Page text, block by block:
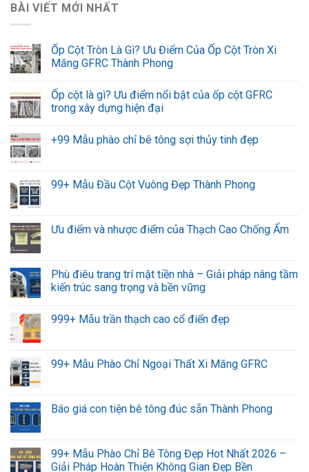
BÀI VIẾT MỚI NHẤT
Ốp Cột Tròn Là Gì? Ưu Điểm Của Ốp Cột Tròn Xi
Măng GFRC Thành Phong
Ốp cột là gì? Ưu điểm nổi bật của ốp cột GFRC
trong xây dựng hiện đại
+99 Mẫu phào chỉ bê tông sợi thủy tinh đẹp
99+ Mẫu Đầu Cột Vuông Đẹp Thành Phong
Ưu điểm và nhược điểm của Thạch Cao Chống Ẩm
Phù điêu trang trí mặt tiền nhà – Giải pháp nâng tầm
kiến trúc sang trọng và bền vững
999+ Mẫu trần thạch cao cổ điển đẹp
99+ Mẫu Phào Chỉ Ngoại Thất Xi Măng GFRC
Báo giá con tiện bê tông đúc sẵn Thành Phong
99+ Mẫu Phào Chỉ Bê Tông Đẹp Hot Nhất 2026 –
Giải Pháp Hoàn Thiện Không Gian Đẹp Bền